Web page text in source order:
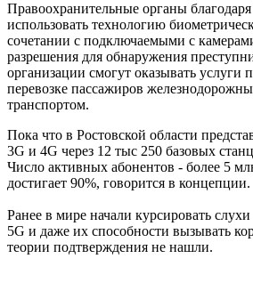
Правоохранительные органы
использовать технологию
сочетании с подключаемыми с
разрешения для обнаружения
организации смогут оказывать услуги
перевозке пассажиров
транспортом.
Пока что в Ростовской области
3G и 4G через 12 тыс 250 базовых
Число активных абонентов - более 5
достигает 90%, говорится в концепции.
Ранее в мире начали курсировать
5G и даже их способности вызывать
теории подтверждения не нашли.